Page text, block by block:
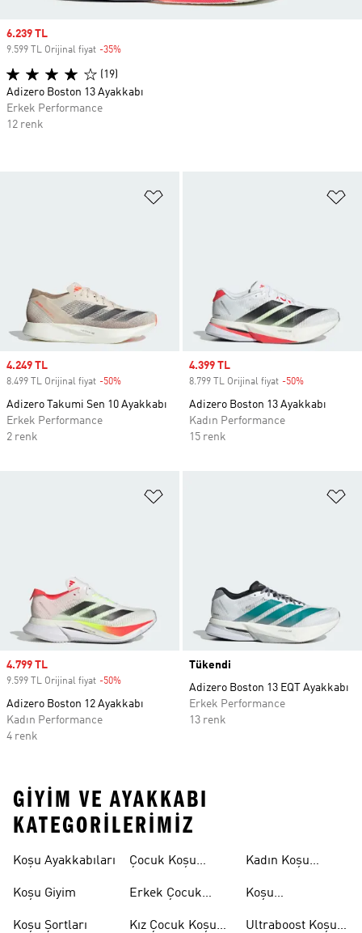
Sale price
4.249 TL
8.499 TL Orijinal fiyat -50%
Adizero Takumi Sen 10 Ayakkabı
Erkek Performance
2 renk
Sale price
4.399 TL
8.799 TL Orijinal fiyat -50%
Adizero Boston 13 Ayakkabı
Kadın Performance
15 renk
Sale price
4.799 TL
9.599 TL Orijinal fiyat -50%
Adizero Boston 12 Ayakkabı
Kadın Performance
4 renk
Tükendi
Adizero Boston 13 EQT Ayakkabı
Erkek Performance
13 renk
Sale price
6.239 TL
9.599 TL Orijinal fiyat -35%
(19)
Adizero Boston 13 Ayakkabı
Erkek Performance
12 renk
GIYIM VE AYAKKABI
KATEGORILERIMIZ
Koşu Ayakkabıları
Koşu Giyim
Koşu Şortları
Çocuk Koşu
Erkek Çocuk
Kız Çocuk Koşu
Kadın Koşu
Koşu
Ultraboost Koşu